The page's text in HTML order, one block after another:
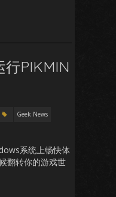
行PIKMIN
Geek News
系统上畅快体
翻转你的游戏世